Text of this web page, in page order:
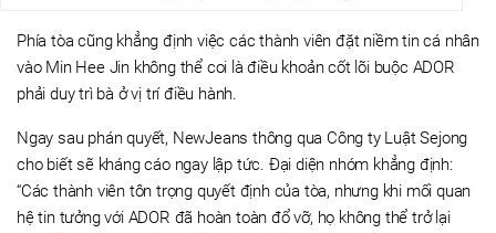
Phía tòa cũng khẳng định việc các thành viên đặt niềm tin cá nhân
vào Min Hee Jin không thể coi là điều khoản cốt lõi buộc ADOR
phải duy trì bà ở vị trí điều hành.
Ngay sau phán quyết, NewJeans thông qua Công ty Luật Sejong
cho biết sẽ kháng cáo ngay lập tức. Đại diện nhóm khẳng định:
“Các thành viên tôn trọng quyết định của tòa, nhưng khi mối quan
hệ tin tưởng với ADOR đã hoàn toàn đổ vỡ, họ không thể trở lại